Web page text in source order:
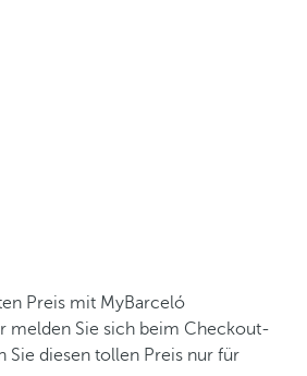
Preis mit MyBarceló
melden Sie sich beim Checkout-
Sie diesen tollen Preis nur für